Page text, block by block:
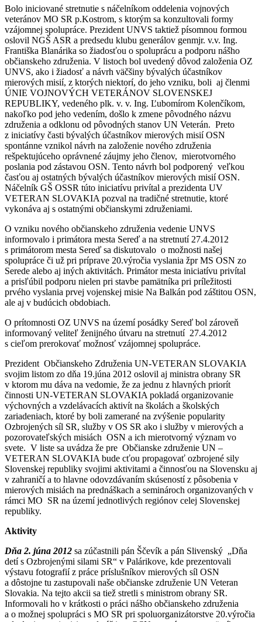
Bolo iniciované stretnutie s náčelníkom oddelenia vojnových
veteránov MO SR p.Kostrom, s ktorým sa konzultovali formy
vzájomnej spolupráce. Prezident UNVS taktiež písomnou formou
oslovil NGŠ ASR a predsedu klubu generálov genmjr. v.v. Ing.
Františka Blanárika so žiadosťou o spoluprácu a podporu nášho
občianskeho združenia. V listoch bol uvedený dôvod založenia OZ
UNVS, ako i žiadosť a návrh väčšiny bývalých účastníkov
mierových misií, z ktorých niektorí, do jeho vzniku, boli aj členmi
ÚNIE VOJNOVÝCH VETERÁNOV SLOVENSKEJ
REPUBLIKY, vedeného plk. v. v. Ing. Ľubomírom Kolenčíkom,
nakoľko pod jeho vedením, došlo k zmene pôvodného názvu
združenia a odklonu od pôvodných stanov UN Veterán. Preto
z iniciatívy časti bývalých účastníkov mierových misií OSN
spontánne vznikol návrh na založenie nového združenia
rešpektujúceho oprávnené záujmy jeho členov, mierotvorného
poslania pod zástavou OSN. Tento návrh bol podporený veľkou
časťou aj ostatných bývalých účastníkov mierových misií OSN.
Náčelník GŠ OSSR túto iniciatívu privítal a prezidenta UV
VETERAN SLOVAKIA pozval na tradičné stretnutie, ktoré
vykonáva aj s ostatnými občianskymi združeniami.
O vzniku nového občianskeho združenia vedenie UNVS
informovalo i primátora mesta Sereď a na stretnutí 27.4.2012
s primátorom mesta Sereď sa diskutovalo o možnosti našej
spolupráce či už pri príprave 20.výročia vyslania žpr MS OSN zo
Serede alebo aj iných aktivitách. Primátor mesta iniciatívu privítal
a prisľúbil podporu nielen pri stavbe pamätníka pri príležitosti
prvého vyslania prvej vojenskej misie Na Balkán pod záštitou OSN,
ale aj v budúcich obdobiach.
O prítomnosti OZ UNVS na území posádky Sereď bol zároveň
informovaný veliteľ ženijného útvaru na stretnutí 27.4.2012
s cieľom prerokovať možnosť vzájomnej spolupráce.
Prezident Občianskeho Združenia UN-VETERAN SLOVAKIA
svojim listom zo dňa 19.júna 2012 oslovil aj ministra obrany SR
v ktorom mu dáva na vedomie, že za jednu z hlavných priorít
činnosti UN-VETERAN SLOVAKIA pokladá organizovanie
výchovných a vzdelávacích aktivít na školách a školských
zariadeniach, ktoré by boli zamerané na zvýšenie popularity
Ozbrojených síl SR, služby v OS SR ako i služby v mierových a
pozorovateľských misiách OSN a ich mierotvorný význam vo
svete. V liste sa uvádza že pre Občianske združenie UN –
VETERAN SLOVAKIA bude cťou propagovať ozbrojené sily
Slovenskej republiky svojimi aktivitami a činnosťou na Slovensku aj
v zahraničí a to hlavne odovzdávaním skúseností z pôsobenia v
mierových misiách na prednáškach a seminároch organizovaných v
rámci MO SR na území jednotlivých regiónov celej Slovenskej
republiky.
Aktivity
Dňa 2. júna 2012 sa zúčastnili pán Ščevík a pán Slivenský „Dňa
detí s Ozbrojenými silami SR“ v Palárikove, kde prezentovali
výstavu fotografií z práce príslušníkov mierových síl OSN
a dôstojne tu zastupovali naše občianske združenie UN Veteran
Slovakia. Na tejto akcii sa tiež stretli s ministrom obrany SR.
Informovali ho v krátkosti o práci nášho občianskeho združenia
a o možnej spolupráci s MO SR pri spoluorganizátorstve 20.výročia